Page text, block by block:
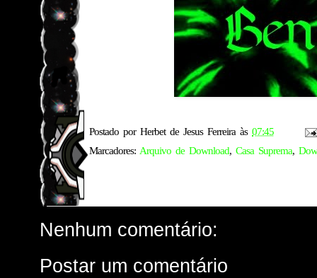
Postado por Herbet de Jesus Ferreira às 07:45
Marcadores: Arquivo de Download, Casa Suprema,
Nenhum comentário:
Postar um comentário